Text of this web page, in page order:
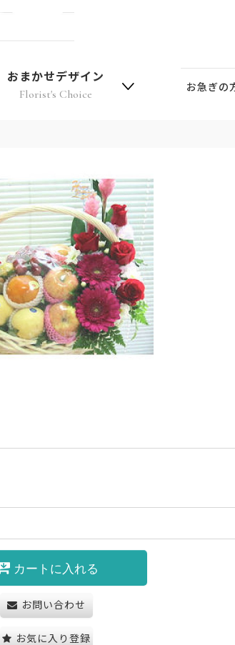
おまかせデザイン
Florist's Choice お急ぎの
カートに入れる
お問い合わせ
お気に入り登録